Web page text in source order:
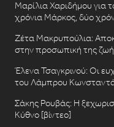
Μαρίλια Χαριδήμου για
χρόνια Μάρκος, δύο
Ζέτα Μακρυπούλια:
στην προσωπική της ζωή
Έλενα Τσαγκρινού: Οι
του Λάμπρου
Σάκης Ρουβάς: Η
Κύθνο [βίντεο]